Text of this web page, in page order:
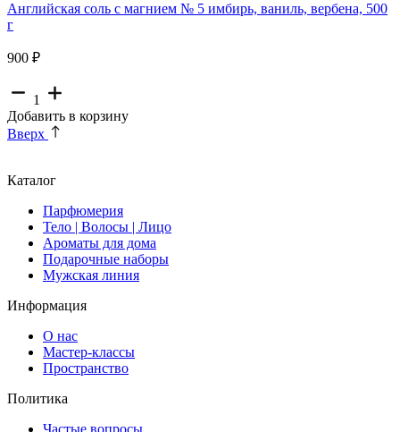
Английская соль с магнием № 5 имбирь, ваниль, вербена, 500
г
900 ₽
1
Добавить в корзину
Вверх
Каталог
Парфюмерия
Тело | Волосы | Лицо
Ароматы для дома
Подарочные наборы
Мужская линия
Информация
О нас
Мастер-классы
Пространство
Политика
Частые вопросы